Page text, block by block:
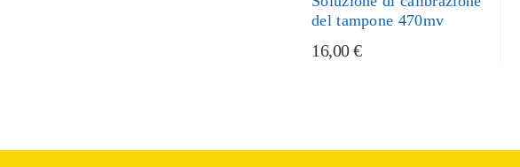
del tampone 470mv
16,00 €